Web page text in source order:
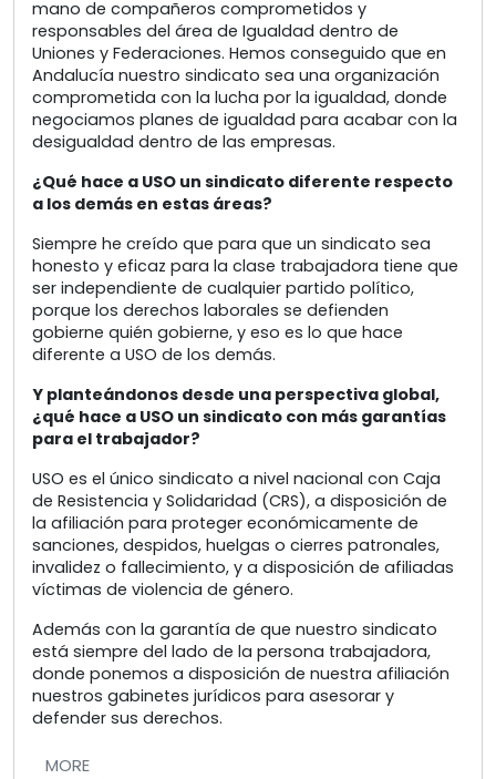
mano de compañeros comprometidos y
responsables del área de Igualdad dentro de
Uniones y Federaciones. Hemos conseguido que en
Andalucía nuestro sindicato sea una organización
comprometida con la lucha por la igualdad, donde
negociamos planes de igualdad para acabar con la
desigualdad dentro de las empresas.
¿Qué hace a USO un sindicato diferente respecto
a los demás en estas áreas?
Siempre he creído que para que un sindicato sea
honesto y eficaz para la clase trabajadora tiene que
ser independiente de cualquier partido político,
porque los derechos laborales se defienden
gobierne quién gobierne, y eso es lo que hace
diferente a USO de los demás.
Y planteándonos desde una perspectiva global,
¿qué hace a USO un sindicato con más garantías
para el trabajador?
USO es el único sindicato a nivel nacional con Caja
de Resistencia y Solidaridad (CRS), a disposición de
la afiliación para proteger económicamente de
sanciones, despidos, huelgas o cierres patronales,
invalidez o fallecimiento, y a disposición de afiliadas
víctimas de violencia de género.
Además con la garantía de que nuestro sindicato
está siempre del lado de la persona trabajadora,
donde ponemos a disposición de nuestra afiliación
nuestros gabinetes jurídicos para asesorar y
defender sus derechos.
MORE